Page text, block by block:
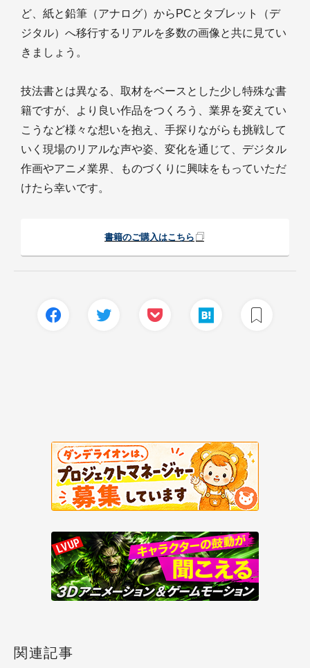
ど、紙と鉛筆（アナログ）からPCとタブレット（デ
ジタル）へ移行するリアルを多数の画像と共に見てい
きましょう。
技法書とは異なる、取材をベースとした少し特殊な書
籍ですが、より良い作品をつくろう、業界を変えてい
こうなど様々な想いを抱え、手探りながらも挑戦して
いく現場のリアルな声や姿、変化を通じて、デジタル
作画やアニメ業界、ものづくりに興味をもっていただ
けたら幸いです。
書籍のご購入はこちら
関連記事